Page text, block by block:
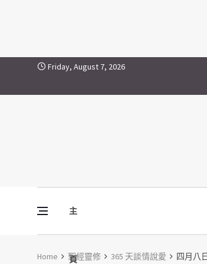
Skip to contentFriday, August 7, 2026
主
頁
Vine Media
葡萄樹傳媒
Home 聖經靈修 365 天談情說愛 四月八